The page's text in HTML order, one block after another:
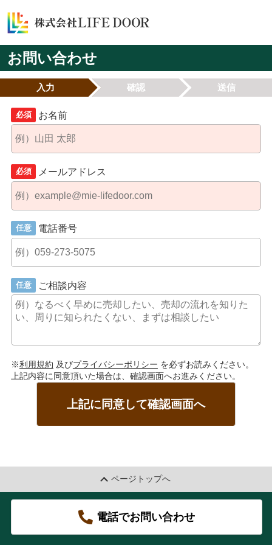
お問い合わせ
入力 確認 送信
必須 お名前
必須 メールアドレス
任意 電話番号
任意 ご相談内容
※利用規約 及びプライバシーポリシー を必ずお読みください。
上記内容に同意頂いた場合は、確認画面へお進みください。
上記に同意して確認画面へ
ページトップへ
電話でお問い合わせ